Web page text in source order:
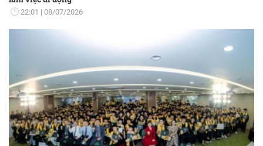
22:01 08/07/2026